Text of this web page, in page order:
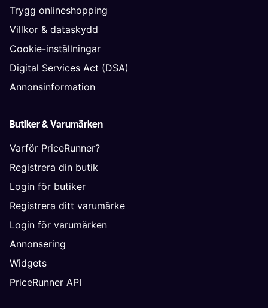
Trygg onlineshopping
Villkor & dataskydd
Cookie-inställningar
Digital Services Act (DSA)
Annonsinformation
Butiker & Varumärken
Varför PriceRunner?
Registrera din butik
Login för butiker
Registrera ditt varumärke
Login för varumärken
Annonsering
Widgets
PriceRunner API